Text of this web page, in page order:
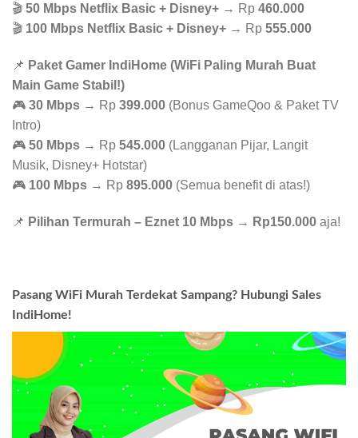
🎬 50 Mbps Netflix Basic + Disney+ → Rp 460.000
🎬 100 Mbps Netflix Basic + Disney+ → Rp 555.000
📌 Paket Gamer IndiHome (WiFi Paling Murah Buat
Main Game Stabil!)
🎮 30 Mbps → Rp 399.000 (Bonus GameQoo & Paket TV
Intro)
🎮 50 Mbps → Rp 545.000 (Langganan Pijar, Langit
Musik, Disney+ Hotstar)
🎮 100 Mbps → Rp 895.000 (Semua benefit di atas!)
📌 Pilihan Termurah – Eznet 10 Mbps → Rp150.000 aja!
Pasang WiFi Murah Terdekat Sampang? Hubungi Sales
IndiHome!